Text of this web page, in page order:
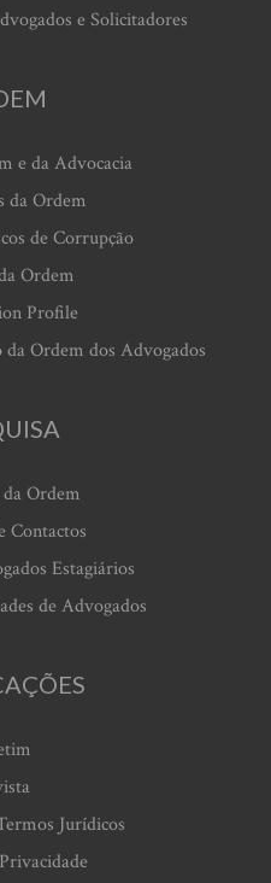
e Solicitadores
e da Advocacia
da Ordem
de Corrupção
Ordem
Profile
Ordem dos Advogados
Ordem
Contactos
Estagiários
de Advogados
Jurídicos